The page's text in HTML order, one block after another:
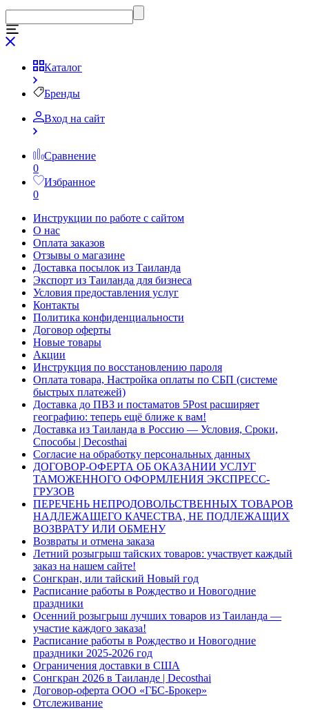
Каталог
Бренды
Вход на сайт
Сравнение
0
Избранное
0
Инструкции по работе с сайтом
О нас
Оплата заказов
Отзывы о магазине
Доставка посылок из Таиланда
Экспорт из Таиланда для бизнеса
Условия предоставления услуг
Контакты
Политика конфиденциальности
Договор оферты
Новые товары
Акции
Инструкция по восстановлению пароля
Оплата товара, Настройка оплаты по СБП (системе
быстрых платежей)
Доставка до ПВЗ и постаматов 5Post расширяет
географию: теперь ещё ближе к вам!
Доставка из Таиланда в Россию — Условия, Сроки,
Способы | Decosthai
Согласие на обработку персональных данных
ДОГОВОР-ОФЕРТА ОБ ОКАЗАНИИ УСЛУГ
ТАМОЖЕННОГО ОФОРМЛЕНИЯ ЭКСПРЕСС-
ГРУЗОВ
ПЕРЕЧЕНЬ НЕПРОДОВОЛЬСТВЕННЫХ ТОВАРОВ
НАДЛЕЖАЩЕГО КАЧЕСТВА, НЕ ПОДЛЕЖАЩИХ
ВОЗВРАТУ ИЛИ ОБМЕНУ
Возвраты и отмена заказа
Летний розыгрыш тайских товаров: участвует каждый
заказ на нашем сайте!
Сонгкран, или тайский Новый год
Расписание работы в Рождество и Новогодние
праздники
Осенний розыгрыш лучших товаров из Таиланда —
участие каждого заказа!
Расписание работы в Рождество и Новогодние
праздники 2025-2026 год
Ограничения доставки в США
Сонгкран 2026 в Таиланде | Decosthai
Договор-оферта ООО «ГБС-Брокер»
Отслеживание